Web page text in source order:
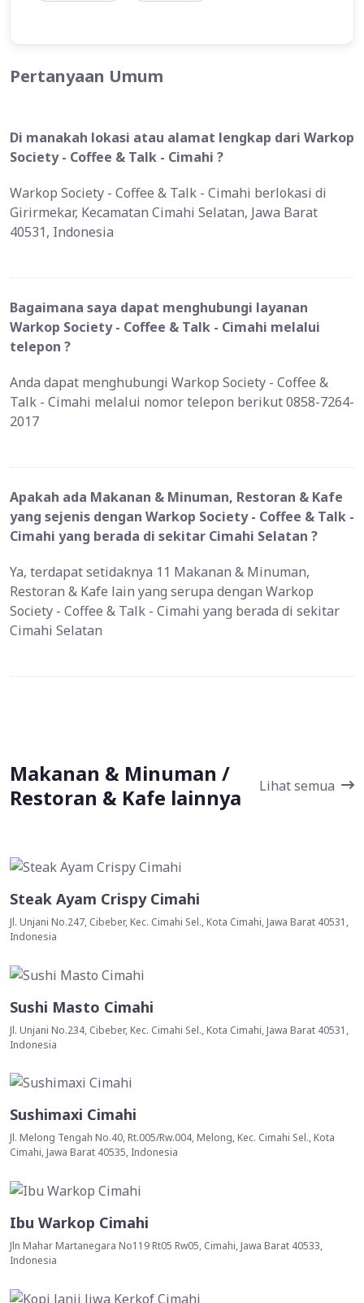
Pertanyaan Umum
Di manakah lokasi atau alamat lengkap dari Warkop
Society - Coffee & Talk - Cimahi ?
Warkop Society - Coffee & Talk - Cimahi berlokasi di
Girirmekar, Kecamatan Cimahi Selatan, Jawa Barat
40531, Indonesia
Bagaimana saya dapat menghubungi layanan
Warkop Society - Coffee & Talk - Cimahi melalui
telepon ?
Anda dapat menghubungi Warkop Society - Coffee &
Talk - Cimahi melalui nomor telepon berikut 0858-7264-
2017
Apakah ada Makanan & Minuman, Restoran & Kafe
yang sejenis dengan Warkop Society - Coffee & Talk -
Cimahi yang berada di sekitar Cimahi Selatan ?
Ya, terdapat setidaknya 11 Makanan & Minuman,
Restoran & Kafe lain yang serupa dengan Warkop
Society - Coffee & Talk - Cimahi yang berada di sekitar
Cimahi Selatan
Makanan & Minuman /
Restoran & Kafe lainnya
Lihat semua
Steak Ayam Crispy Cimahi
Jl. Unjani No.247, Cibeber, Kec. Cimahi Sel., Kota Cimahi, Jawa Barat 40531,
Indonesia
Sushi Masto Cimahi
Jl. Unjani No.234, Cibeber, Kec. Cimahi Sel., Kota Cimahi, Jawa Barat 40531,
Indonesia
Sushimaxi Cimahi
Jl. Melong Tengah No.40, Rt.005/Rw.004, Melong, Kec. Cimahi Sel., Kota
Cimahi, Jawa Barat 40535, Indonesia
Ibu Warkop Cimahi
Jln Mahar Martanegara No119 Rt05 Rw05, Cimahi, Jawa Barat 40533,
Indonesia